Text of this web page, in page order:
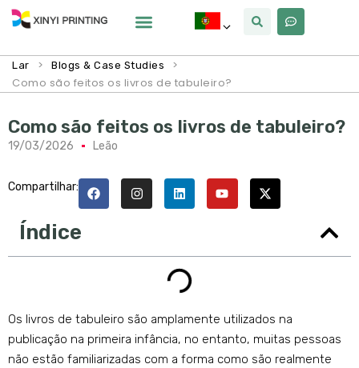
Lar > Blogs & Case Studies
>
Como são feitos os livros de tabuleiro?
Como são feitos os livros de tabuleiro?
19/03/2026 Leão
Compartilhar:
Índice
Os livros de tabuleiro são amplamente utilizados na
publicação na primeira infância, no entanto, muitas pessoas
não estão familiarizadas com a forma como são realmente